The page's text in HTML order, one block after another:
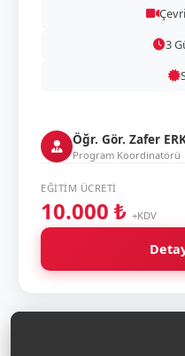
3
Öğr. Gör. Zafer
Program Koordinatörü
EĞITIM ÜCRETI
10.000 ₺ +KDV